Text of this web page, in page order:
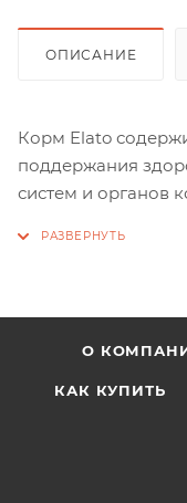
ОПИСАНИЕ
Корм Elato
поддержания
систем и органов
Сердечно-
Кости и зубы -
фосфор),
О
КАК КУПИТЬ